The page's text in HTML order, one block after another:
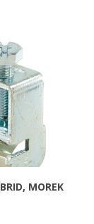
MOREK